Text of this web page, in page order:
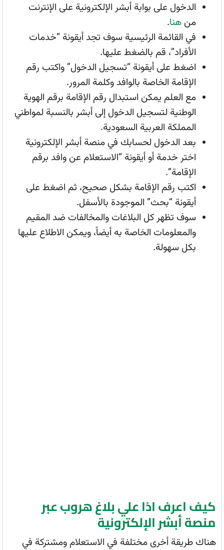
الدخول على بوابة أبشر الإلكترونية على الإنترنت
من هنا.
في القائمة الرئيسية سوف تجد أيقونة “خدمات
الأفراد”، قم بالضغط عليها.
اضغط على أيقونة “تسجيل الدخول” واكتب رقم
الإقامة الخاصة بالوافد وكلمة المرور.
مع العلم يمكن استبدال رقم الإقامة برقم الهوية
الوطنية لتسجيل الدخول إلى أبشر بالنسبة لمواطني
المملكة العربية السعودية.
بعد الدخول لحسابك في منصة أبشر الإلكترونية
اختر خدمة أو أيقونة “الاستعلام عن وافد برقم
الإقامة”.
اكتب رقم الإقامة بشكل صحيح، ثم اضغط على
أيقونة “بحث” الموجودة بالأسفل.
سوف تظهر كل البلاغات والمخالفات ضد المقيم
والمعلومات الخاصة به أيضاً، ويمكن الاطلاع عليها
بكل سهولة.
كيف اعرف اذا علي بلاغ هروب عبر
منصة أبشر الإلكترونية
هناك طريقة أخرى مختلفة في الاستعلام ومشتركة في